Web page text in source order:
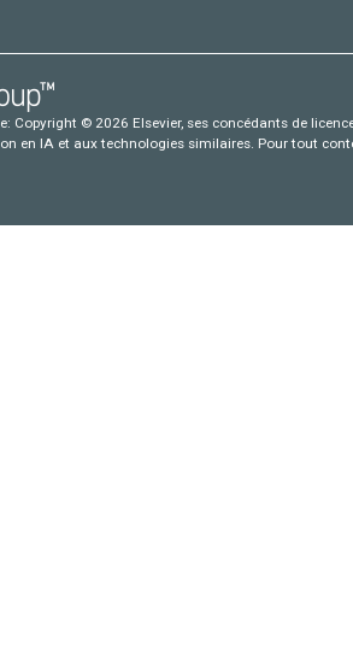
Copyright © 2026 Elsevier, ses concédants de
en IA et aux technologies similaires. Pour tout